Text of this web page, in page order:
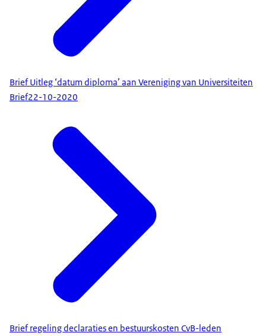
Brief Uitleg ‘datum diploma’ aan Vereniging van Universiteiten
Brief22-10-2020
Brief regeling declaraties en bestuurskosten CvB-leden